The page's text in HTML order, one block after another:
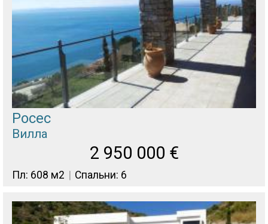
Росес
Вилла
2 950 000 €
Пл: 608 м2 Спальни: 6